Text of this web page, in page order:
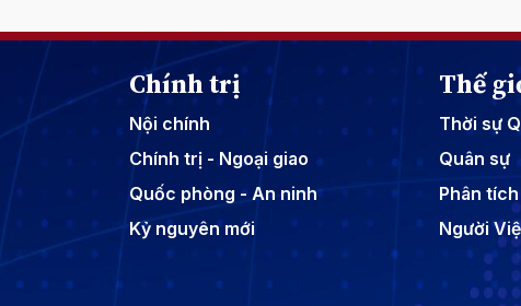
Chính trị
Nội chính
Chính trị - Ngoại giao
Quốc phòng - An ninh
Kỷ nguyên mới
Thế
Thời sự
Quân sự
Phân
Người